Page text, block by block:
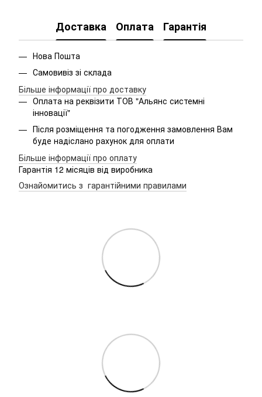
Доставка Оплата Гарантія
Нова Пошта
Самовивіз зі склада
Більше інформації про доставку
Оплата на реквізити ТОВ "Альянс системні
інновації"
Після розміщення та погодження замовлення Вам
буде надіслано рахунок для оплати
Більше інформації про оплату
Гарантія 12 місяців від виробника
Ознайомитись з гарантійними правилами